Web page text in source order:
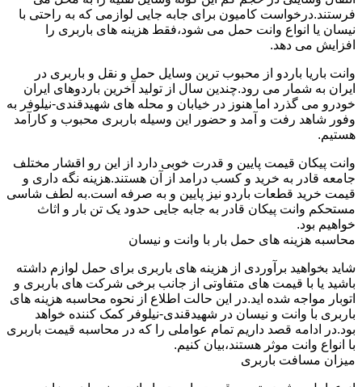
فرستند.درخواست کامیون برای جابه جایی لوازمی که به راحتی با
نیسان یا انواع وانت حمل می شود،فقط هزینه های باربری را
افزایش می دهد.
وانت باریا باردو از محبوب ترین وسایل حمل و نقل و باربری در
ایران به شمار می رود.چندین سال از تولید آخرین باردوهای ایران
خودرو می گذرد اما هنوز در خیابان و محله های شهیدقندی-نیلوفر به
وفور شاهد رفت و آمد و حضور این وسیله باربری محبوب و کارآمد
هستیم.
وانت پیکان قیمت پایین و قدرت خوبی دارد از این رو اقشار مختلف
جامعه قادر به خرید و کسب درامد از آن هستند.هزینه نگه داری و
قیمت خرید قطعات باردو نیز پایین و به صرفه است.به لطف شاسی
مستحکم وانت پیکان قادر به جابه جایی حدود یک تن بار و اثاث
خواهیم بود.
محاسبه هزینه های حمل بار با وانت و نیسان
شاید بخواهید برآوردی از هزینه های باربری برای حمل لوازم داشته
باشید یا با قیمت های متفاوتی از جانب برخی شرکت های باربری و
اتوبار مواجه شده اید.در این حالت اطلاع از نحوه محاسبه هزینه های
باربری با وانت و نیسان در شهیدقندی-نیلوفر کمک کننده خواهد
بود.در ادامه قصد داریم تمام عواملی را که در محاسبه قیمت باربری
با انواع وانت موثر هستند،بیان کنیم.
میزان مسافت باربری